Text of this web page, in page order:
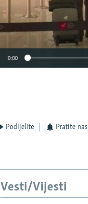
Auto
0:00
Podijelite Pratite nas
Vesti/Vijesti